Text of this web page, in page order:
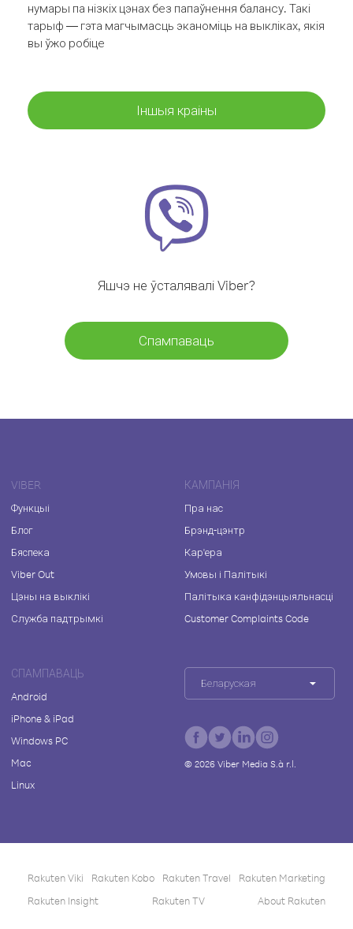
нумары па нізкіх цэнах без папаўнення балансу. Такі
тарыф — гэта магчымасць эканоміць на выкліках, якія
вы ўжо робіце
Іншыя краіны
Яшчэ не ўсталявалі Viber?
Спампаваць
VIBER
Функцыі
Блог
Бяспека
Viber Out
Цэны на выклікі
Служба падтрымкі
КАМПАНІЯ
Пра нас
Брэнд-цэнтр
Кар'ера
Умовы і Палітыкі
Палітыка канфідэнцыяльнасці
Customer Complaints Code
СПАМПАВАЦЬ
Android
iPhone & iPad
Windows PC
Mac
Linux
Беларуская
© 2026Viber Media S.à r.l.
Rakuten Viki Rakuten Kobo Rakuten Travel
Rakuten Marketing
Rakuten Insight
Rakuten TV About Rakuten